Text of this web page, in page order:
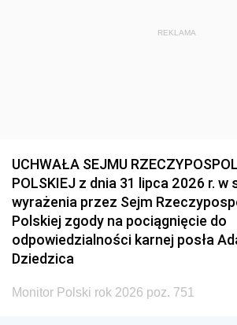
REKLAMA
UCHWAŁA SEJMU
POLSKIEJ z dnia 31 lipca 2026 r. w
wyrażenia przez Sejm
Polskiej zgody na pociągnięcie do
odpowiedzialności karnej posła
Dziedzica
Monitor Polski rok 2026 poz. 751